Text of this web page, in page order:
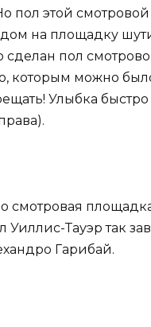
пол этой
на площадку
сделан пол
которым можно
Улыбка
смотровая
Уиллис-Тауэр так
Гарибай.